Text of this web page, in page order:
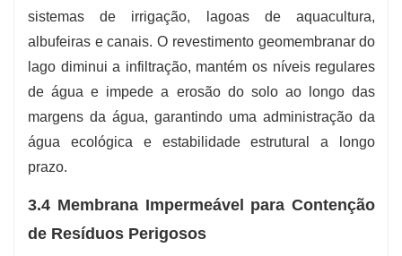
sistemas de irrigação, lagoas de aquacultura,
albufeiras e canais. O revestimento geomembranar do
lago diminui a infiltração, mantém os níveis regulares
de água e impede a erosão do solo ao longo das
margens da água, garantindo uma administração da
água ecológica e estabilidade estrutural a longo
prazo.
3.4 Membrana Impermeável para Contenção
de Resíduos Perigosos